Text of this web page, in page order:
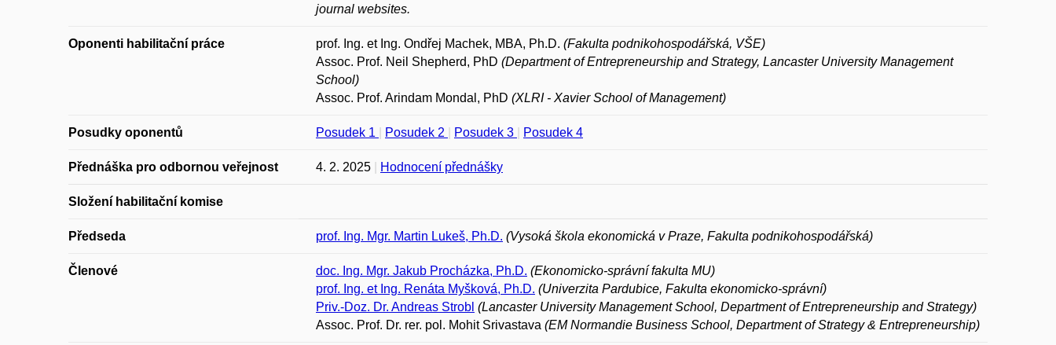
journal websites.
Oponenti habilitační práce prof. Ing. et Ing. Ondřej Machek, MBA, Ph.D. (Fakulta podnikohospodářská, VŠE)
Assoc. Prof. Neil Shepherd, PhD (Department of Entrepreneurship and Strategy, Lancaster University Management
School)
Assoc. Prof. Arindam Mondal, PhD (XLRI - Xavier School of Management)
Posudky oponentů Posudek 1 Posudek 2 Posudek 3 Posudek 4
Přednáška pro odbornou veřejnost 4. 2. 2025 Hodnocení přednášky
Složení habilitační komise
Předseda prof. Ing. Mgr. Martin Lukeš, Ph.D. (Vysoká škola ekonomická v Praze, Fakulta podnikohospodářská)
Členové doc. Ing. Mgr. Jakub Procházka, Ph.D. (Ekonomicko-správní fakulta MU)
prof. Ing. et Ing. Renáta Myšková, Ph.D. (Univerzita Pardubice, Fakulta ekonomicko-správní)
Priv.-Doz. Dr. Andreas Strobl (Lancaster University Management School, Department of Entrepreneurship and Strategy)
Assoc. Prof. Dr. rer. pol. Mohit Srivastava (EM Normandie Business School, Department of Strategy & Entrepreneurship)